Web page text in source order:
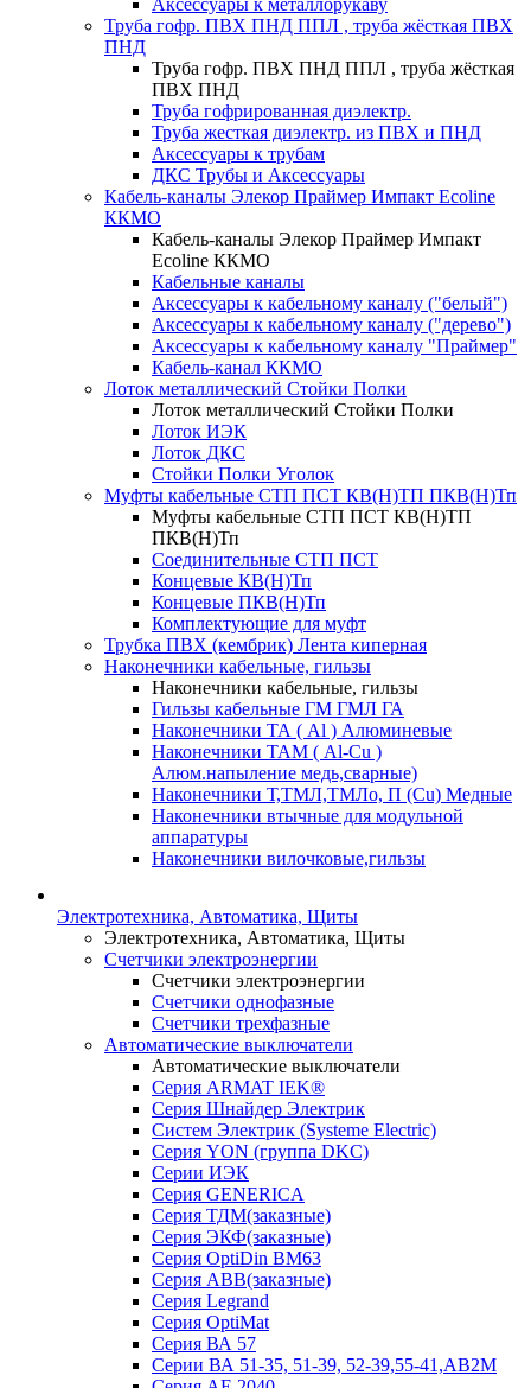
Аксессуары к металлорукаву
Труба гофр. ПВХ ПНД ППЛ , труба жёсткая ПВХ
ПНД
Труба гофр. ПВХ ПНД ППЛ , труба жёсткая
ПВХ ПНД
Труба гофрированная диэлектр.
Труба жесткая диэлектр. из ПВХ и ПНД
Аксессуары к трубам
ДКС Трубы и Аксессуары
Кабель-каналы Элекор Праймер Импакт Ecoline
ККМО
Кабель-каналы Элекор Праймер Импакт
Ecoline ККМО
Кабельные каналы
Аксессуары к кабельному каналу ("белый")
Аксессуары к кабельному каналу ("дерево")
Аксессуары к кабельному каналу "Праймер"
Кабель-канал ККМО
Лоток металлический Стойки Полки
Лоток металлический Стойки Полки
Лоток ИЭК
Лоток ДКС
Стойки Полки Уголок
Муфты кабельные СТП ПСТ КВ(Н)ТП ПКВ(Н)Тп
Муфты кабельные СТП ПСТ КВ(Н)ТП
ПКВ(Н)Тп
Соединительные СТП ПСТ
Концевые КВ(Н)Тп
Концевые ПКВ(Н)Тп
Комплектующие для муфт
Трубка ПВХ (кембрик) Лента киперная
Наконечники кабельные, гильзы
Наконечники кабельные, гильзы
Гильзы кабельные ГМ ГМЛ ГА
Наконечники ТА ( Al ) Алюминевые
Наконечники ТАМ ( Al-Cu )
Алюм.напыление медь,сварные)
Наконечники Т,ТМЛ,ТМЛо, П (Cu) Медные
Наконечники втычные для модульной
аппаратуры
Наконечники вилочковые,гильзы
Электротехника, Автоматика, Щиты
Электротехника, Автоматика, Щиты
Счетчики электроэнергии
Счетчики электроэнергии
Счетчики однофазные
Счетчики трехфазные
Автоматические выключатели
Автоматические выключатели
Серия ARMAT IEK®
Серия Шнайдер Электрик
Систем Электрик (Systeme Electric)
Серия YON (группа DKC)
Серии ИЭК
Серия GENERICA
Серия ТДМ(заказные)
Серия ЭКФ(заказные)
Серия OptiDin BM63
Серия АВВ(заказные)
Серия Legrand
Серия OptiMat
Серия ВА 57
Серии ВА 51-35, 51-39, 52-39,55-41,АВ2М